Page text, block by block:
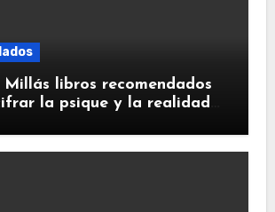
Millás libros recomendados
la psique y la realidad